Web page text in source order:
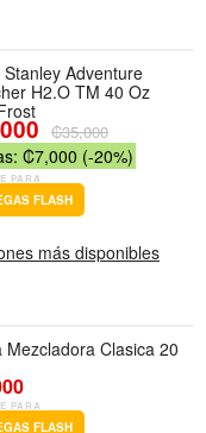
Adventure
H2.O TM 40 Oz
₡35,000
₡7,000 (-20%)
PARA
FLASH
más disponibles
Mezcladora Clasica 20
PARA
FLASH